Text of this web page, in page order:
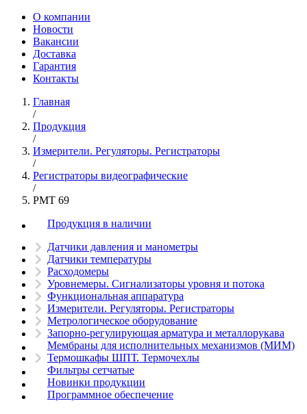
О компании
Новости
Вакансии
Доставка
Гарантия
Контакты
Главная
/
Продукция
/
Измерители. Регуляторы. Регистраторы
/
Регистраторы видеографические
/
РМТ 69
Продукция в наличии
Датчики давления и манометры
Датчики температуры
Расходомеры
Уровнемеры. Сигнализаторы уровня и потока
Функциональная аппаратура
Измерители. Регуляторы. Регистраторы
Метрологическое оборудование
Запорно-регулирующая арматура и металлорукава
Мембраны для исполнительных механизмов (МИМ)
Термошкафы ШПТ. Термочехлы
Фильтры сетчатые
Новинки продукции
Программное обеспечение